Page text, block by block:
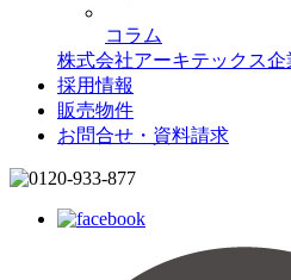
コラム
株式会社アーキテックス企
採用情報
販売物件
お問合せ・資料請求